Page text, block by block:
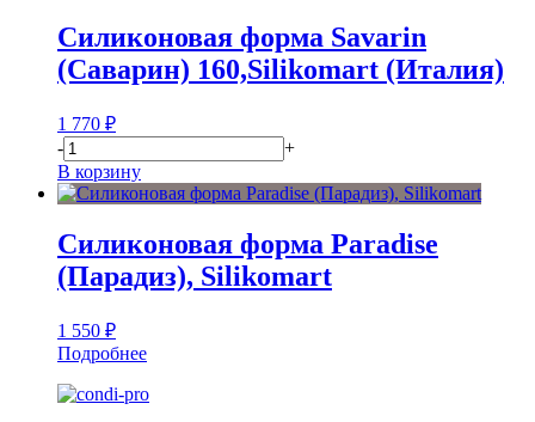
Силиконовая форма Savarin
(Саварин) 160,Silikomart (Италия)
1 770 ₽
-
+
В корзину
Силиконовая форма Paradise
(Парадиз), Silikomart
1 550 ₽
Подробнее